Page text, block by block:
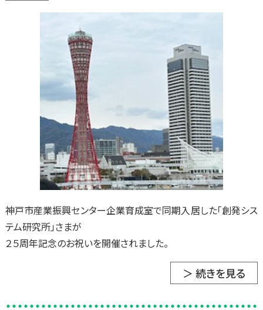
神戸市産業振興センター企業育成室で同期入居した「創発シス
テム研究所」さまが
２５周年記念のお祝いを開催されました。
＞ 続きを見る